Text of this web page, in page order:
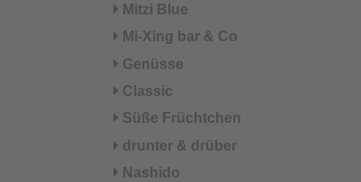
Mitzi Blue
Mi-Xing bar & Co
Genüsse
Classic
Süße Früchtchen
drunter & drüber
Nashido